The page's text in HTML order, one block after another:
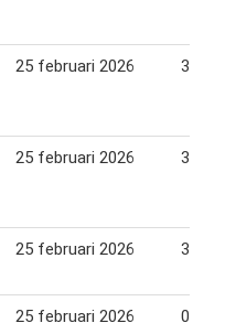
25 februari 2026 30
25 februari 2026 30
25 februari 2026 30
25 februari 2026 08